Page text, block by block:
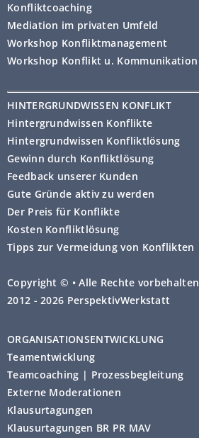
Konfliktcoaching
Mediation im privaten Umfeld
Workshop Konfliktmanagement
Workshop Konflikt u. Kommunikation
HINTERGRUNDWISSEN KONFLIKT
Hintergrundwissen Konflikte
Hintergrundwissen Konfliktlösung
Gewinn durch Konfliktlösung
Feedback unserer Kunden
Gute Gründe aktiv zu werden
Der Preis für Konflikte
Kosten Konfliktlösung
Tipps zur Vermeidung von Konflikten
Copyright © • Alle Rechte vorbehalten
2012 - 2026 PerspektivWerkstatt
ORGANISATIONSENTWICKLUNG
Teamentwicklung
Teamcoaching | Prozessbegleitung
Externe Moderationen
Klausurtagungen
Klausurtagungen BR PR MAV